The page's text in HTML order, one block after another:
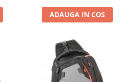
ADAUGA IN COS